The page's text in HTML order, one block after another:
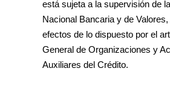
está sujeta a la supervisión de
Nacional Bancaria y de
efectos de lo dispuesto por el
General de Organizaciones y
Auxiliares del Crédito.